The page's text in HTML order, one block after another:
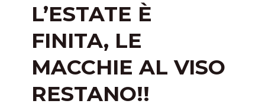
L’ESTATE È
FINITA, LE
MACCHIE AL VISO
RESTANO!!